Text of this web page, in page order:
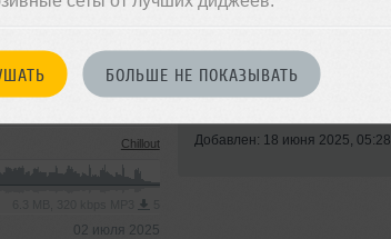
БОЛЬШЕ НЕ ПОКАЗЫВАТЬ
Chillout
02 июля 2025
Стиль: Chillout
Добавлен: 18 июня 2025, 05:28